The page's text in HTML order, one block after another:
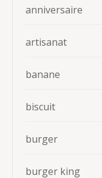
anniversaire
artisanat
banane
biscuit
burger
burger king